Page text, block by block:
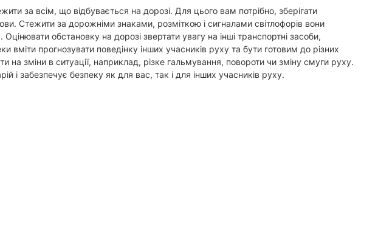
за всім, що відбувається на дорозі. Для цього вам потрібно, зберігати
Стежити за дорожніми знаками, розміткою і сигналами світлофорів вони
обстановку на дорозі звертати увагу на інші транспортні засоби,
прогнозувати поведінку інших учасників руху та бути готовим до різних
зміни в ситуації, наприклад, різке гальмування, повороти чи зміну смуги руху.
і забезпечує безпеку як для вас, так і для інших учасників руху.